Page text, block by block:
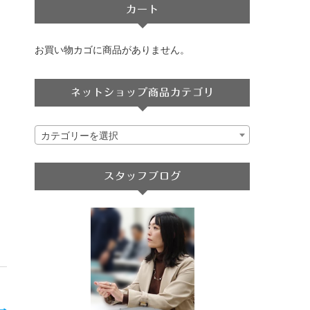
カート
お買い物カゴに商品がありません。
ネットショップ商品カテゴリ
カテゴリーを選択
スタッフブログ